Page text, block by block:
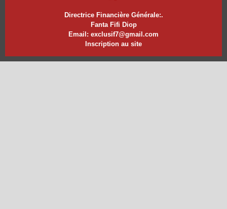
Directrice Financière Générale:.
Fanta Fifi Diop
Email: exclusif7@gmail.com
Inscription au site